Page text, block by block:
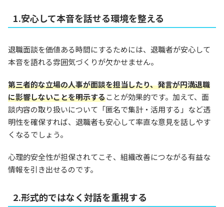
1.安心して本音を話せる環境を整える
退職面談を価値ある時間にするためには、退職者が安心して
本音を語れる雰囲気づくりが欠かせません。
第三者的な立場の人事が面談を担当したり、発言が円満退職
に影響しないことを明示することが効果的です。加えて、面
談内容の取り扱いについて「匿名で集計・活用する」など透
明性を確保すれば、退職者も安心して率直な意見を話しやす
くなるでしょう。
心理的安全性が担保されてこそ、組織改善につながる有益な
情報を引き出せるのです。
2.形式的ではなく対話を重視する